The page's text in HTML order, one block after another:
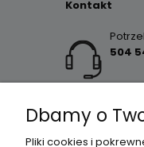
Kontakt
504
Dbamy o
Pliki cookies i